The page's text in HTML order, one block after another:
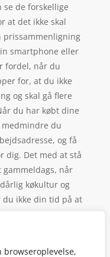
de forskellige
at det ikke skal
prissammenligning
smartphone eller
fordel, når du
for, at du ikke
og skal gå flere
du har købt dine
du
og få
dig. Det med at stå
når
køkultur og
du ikke din tid på at
spørge om, hvad